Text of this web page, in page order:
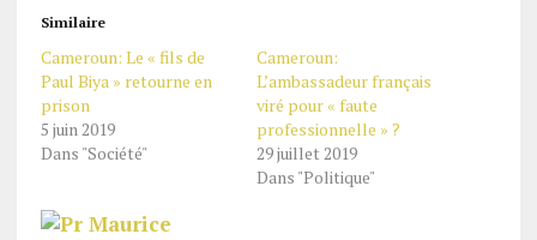
Similaire
Cameroun: Le « fils de
Paul Biya » retourne en
prison
5 juin 2019
Dans "Société"
Cameroun:
L’ambassadeur français
viré pour « faute
professionnelle » ?
29 juillet 2019
Dans "Politique"